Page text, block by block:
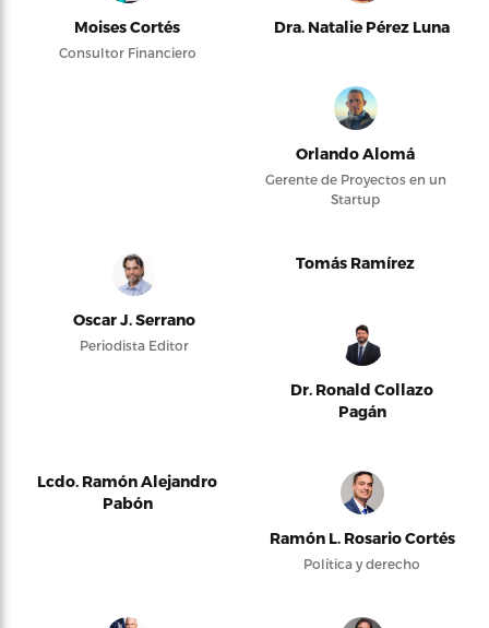
Moises Cortés
Consultor Financiero
Dra. Natalie Pérez Luna
Orlando Alomá
Gerente de Proyectos en un
Startup
Oscar J. Serrano
Periodista Editor
Tomás Ramírez
Dr. Ronald Collazo
Pagán
Lcdo. Ramón Alejandro
Pabón
Ramón L. Rosario Cortés
Política y derecho